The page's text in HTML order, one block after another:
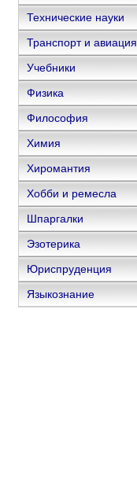
Технические науки
Транспорт и авиация
Учебники
Физика
Философия
Химия
Хиромантия
Хобби и ремесла
Шпаргалки
Эзотерика
Юриспруденция
Языкознание